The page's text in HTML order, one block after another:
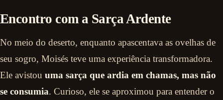
Encontro com a Sarça Ardente
No meio do deserto, enquanto apascentava as ovelhas de
seu sogro, Moisés teve uma experiência transformadora.
Ele avistou uma sarça que ardia em chamas, mas não
se consumia. Curioso, ele se aproximou para entender o